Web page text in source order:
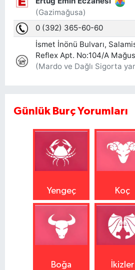
Günlük Burç Yorumları
Yengeç Koç
Boğa İkizler